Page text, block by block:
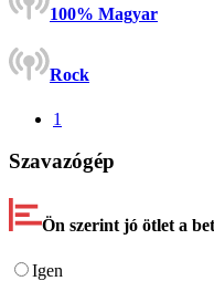
100% Magyar
Rock
1
Szavazógép
Ön szerint jó ötlet a
Igen